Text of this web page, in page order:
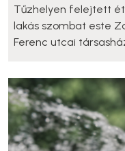
Tűzhelyen felejtett
lakás szombat este
Ferenc utcai